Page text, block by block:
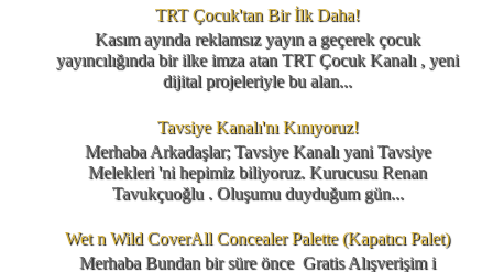
TRT Çocuk'tan Bir İlk Daha!
Kasım ayında reklamsız yayın a geçerek çocuk
yayıncılığında bir ilke imza atan TRT Çocuk Kanalı , yeni
dijital projeleriyle bu alan...
Tavsiye Kanalı'nı Kınıyoruz!
Merhaba Arkadaşlar; Tavsiye Kanalı yani Tavsiye
Melekleri 'ni hepimiz biliyoruz. Kurucusu Renan
Tavukçuoğlu . Oluşumu duyduğum gün...
Wet n Wild CoverAll Concealer Palette (Kapatıcı Palet)
Merhaba Bundan bir süre önce Gratis Alışverişim i